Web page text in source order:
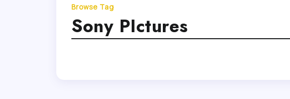
Browse Tag
Sony PIctures